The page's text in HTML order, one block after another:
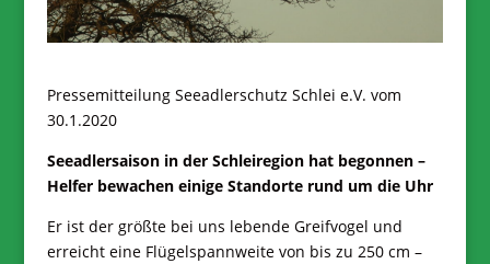
Pressemitteilung Seeadlerschutz Schlei e.V. vom
30.1.2020
Seeadlersaison in der Schleiregion hat begonnen –
Helfer bewachen einige Standorte rund um die Uhr
Er ist der größte bei uns lebende Greifvogel und
erreicht eine Flügelspannweite von bis zu 250 cm –